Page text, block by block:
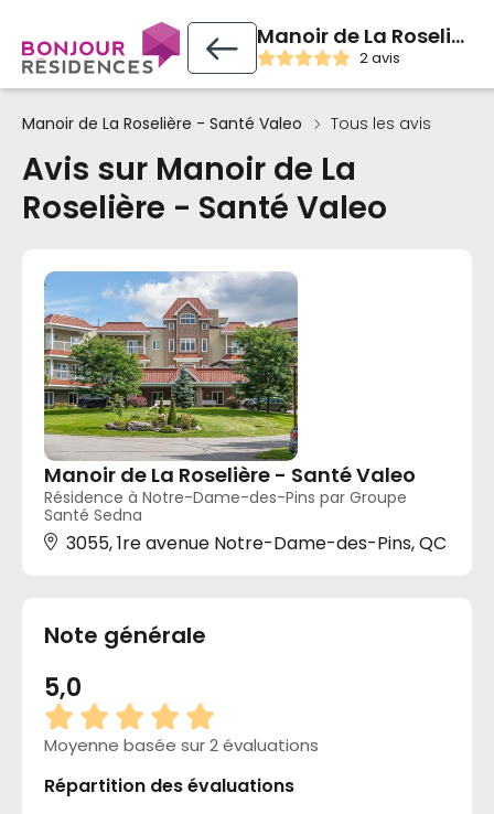
Manoir de La Roselière - Santé Valeo
2 avis
Manoir de La Roselière - Santé Valeo Tous les avis
Avis sur Manoir de La
Roselière - Santé Valeo
Manoir de La Roselière - Santé Valeo
Résidence à Notre-Dame-des-Pins par Groupe
Santé Sedna
3055, 1re avenue Notre-Dame-des-Pins, QC
Note générale
5,0
Moyenne basée sur 2 évaluations
Répartition des évaluations